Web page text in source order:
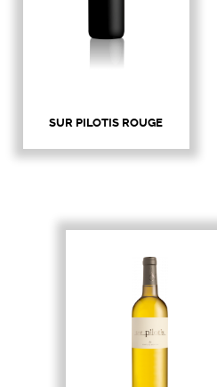
SUR PILOTIS ROUGE